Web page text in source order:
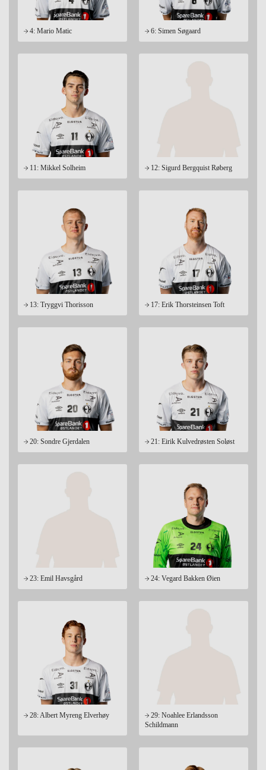
4: Mario Matic 6: Simen Søgaard
11: Mikkel Solheim 12: Sigurd Bergquist Røberg
13: Tryggvi Thorisson 17: Erik Thorsteinsen Toft
20: Sondre Gjerdalen 21: Eirik Kulvedrøsten Soløst
23: Emil Havsgård 24: Vegard Bakken Øien
28: Albert Myreng Elverhøy
29: Noahlee Erlandsson
Schildmann